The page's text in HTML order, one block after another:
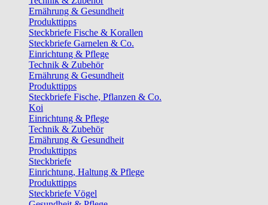
Ernährung & Gesundheit
Produkttipps
Steckbriefe Fische & Korallen
Steckbriefe Garnelen & Co.
Einrichtung & Pflege
Technik & Zubehör
Ernährung & Gesundheit
Produkttipps
Steckbriefe Fische, Pflanzen & Co.
Koi
Einrichtung & Pflege
Technik & Zubehör
Ernährung & Gesundheit
Produkttipps
Steckbriefe
Einrichtung, Haltung & Pflege
Produkttipps
Steckbriefe Vögel